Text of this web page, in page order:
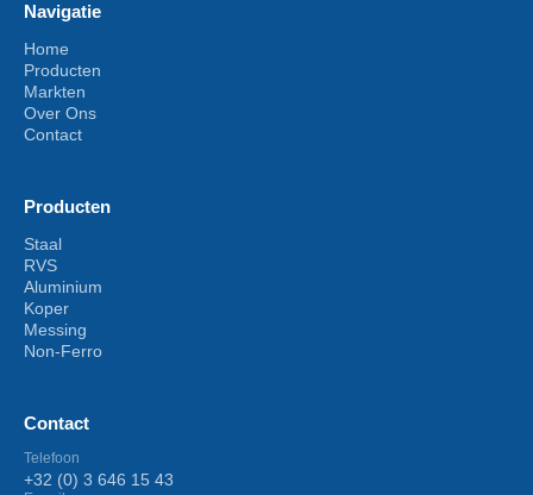
Navigatie
Home
Producten
Markten
Over Ons
Contact
Producten
Staal
RVS
Aluminium
Koper
Messing
Non-Ferro
Contact
Telefoon
+32 (0) 3 646 15 43